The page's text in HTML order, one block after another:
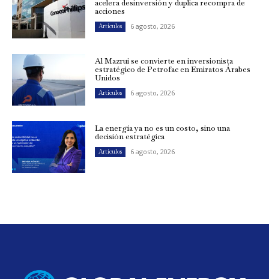
acelera desinversión y duplica recompra de
acciones
Artículos 6 agosto, 2026
Al Mazrui se convierte en inversionista
estratégico de Petrofac en Emiratos Árabes
Unidos
Artículos 6 agosto, 2026
La energía ya no es un costo, sino una
decisión estratégica
Artículos 6 agosto, 2026